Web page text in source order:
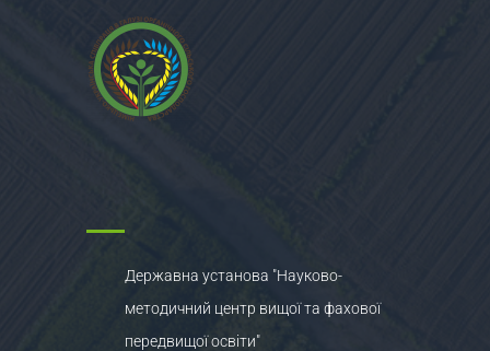
Державна установа "Науково-
методичний центр вищої та фахової
передвищої освіти"